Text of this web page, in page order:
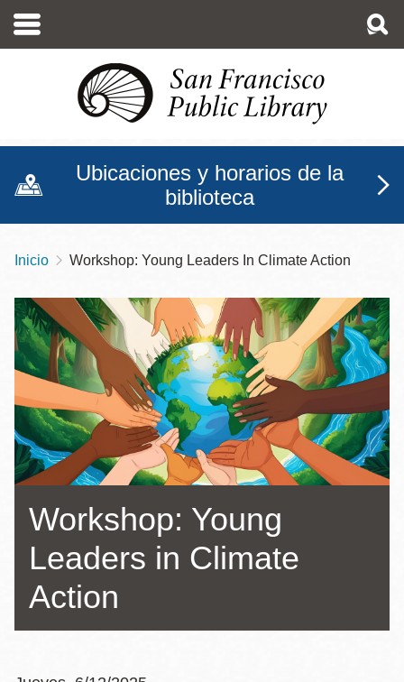
contenido
Ubicaciones y horarios de la
biblioteca
Sobrescribir
enlaces
de
ayuda
la
navegación
Inicio Workshop: Young Leaders In Climate Action
Workshop: Young
Leaders in Climate
Action